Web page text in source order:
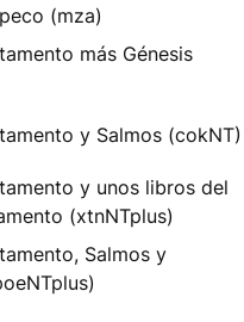
(mza)
más Génesis
y Salmos (cokNT)
y unos libros del
(xtnNTplus)
Salmos y